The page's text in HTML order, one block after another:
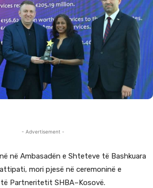
- Advertisement -
në Ambasadën e Shteteve të Bashkuara
mori pjesë në ceremoninë e
Partneritetit SHBA–Kosovë.